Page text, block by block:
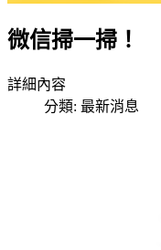
微信掃一掃！
詳細內容
分類: 最新消息